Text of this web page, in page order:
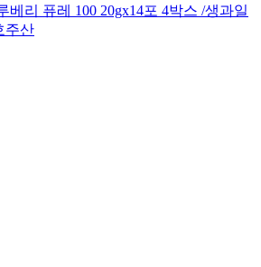
베리 퓨레 100 20gx14포 4박스 /생과일
주산